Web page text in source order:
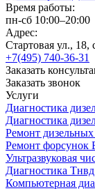
Время работы:
пн-сб 10:00–20:00
Адрес:
Стартовая ул.,
+7(495) 740-36-31
Заказать
Заказать звонок
Услуги
Диагностика
Диагностика
Ремонт
Ремонт форсунок
Ультразвуковая
Диагностика Тнвд
Компьютерная